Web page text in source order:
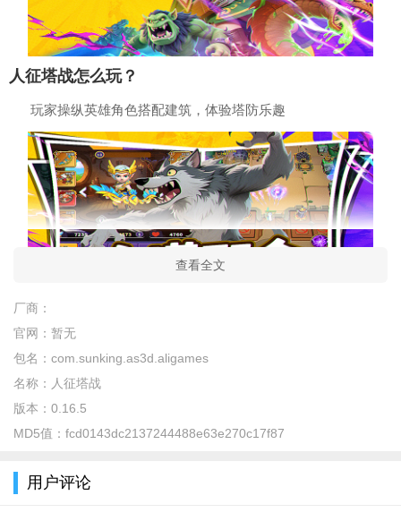
人征塔战怎么玩？
玩家操纵英雄角色搭配建筑，体验塔防乐趣
玩家可以体验多种玩法
查看全文
厂商：
官网： 暂无
包名： com.sunking.as3d.aligames
名称： 人征塔战
版本： 0.16.5
MD5值： fcd0143dc2137244488e63e270c17f87
用户评论